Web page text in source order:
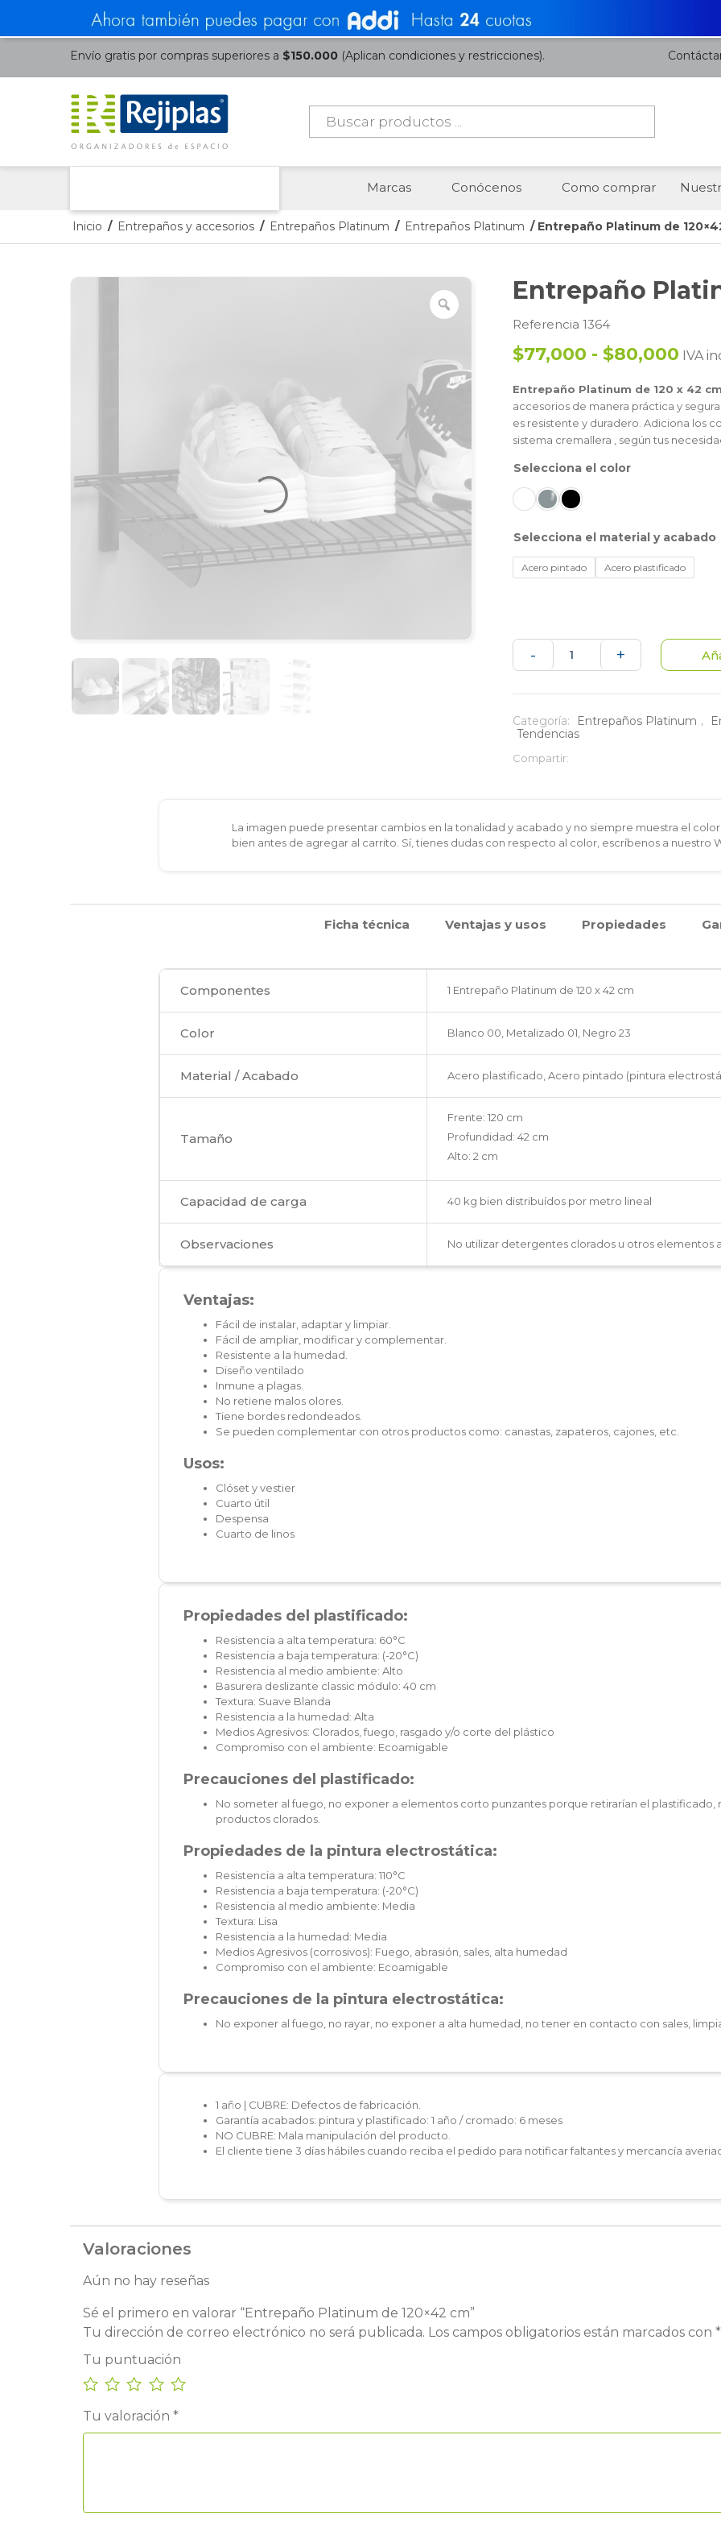
Envío gratis por compras superiores a $150.000 (Aplican condiciones y restricciones).
Búsqueda
productos
Marcas Conócenos Como comprar
Inicio / Entrepaños y accesorios / Entrepaños Platinum / Entrepaños Platinum / Entrepaño Platinum de
Entrepaño
Referencia 1364
$77,000 - $80,000 IVA
Entrepaño Platinum de 120 x 42 cm
accesorios de manera práctica y
es resistente y duradero. Adiciona los
sistema cremallera , según tus
color
material y acabado
Acero pintado Acero plastificado
-
Entrepaño
de
+
Categoría: Entrepaños Platinum ,
Tendencias
Compartir:
La imagen puede presentar cambios en la tonalidad y acabado y no siempre muestra el
bien antes de agregar al carrito. Sí, tienes dudas con respecto al color, escríbenos a nuestro
Ficha técnica Ventajas y usos Propiedades
Componentes 1 Entrepaño Platinum de 120 x 42 cm
Color Blanco 00, Metalizado 01, Negro 23
Material / Acabado Acero plastificado, Acero pintado (pintura
Tamaño
Frente: 120 cm
Profundidad: 42 cm
Alto: 2 cm
Capacidad de carga 40 kg bien distribuídos por metro lineal
Observaciones No utilizar detergentes clorados u otros elementos
Ventajas:
Fácil de instalar, adaptar y limpiar.
Fácil de ampliar, modificar y complementar.
Resistente a la humedad.
Diseño ventilado
Inmune a plagas.
No retiene malos olores.
Tiene bordes redondeados.
Se pueden complementar con otros productos como: canastas, zapateros, cajones, etc.
Usos:
Clóset y vestier
Cuarto útil
Despensa
Cuarto de linos
Propiedades del plastificado:
Resistencia a alta temperatura: 60°C
Resistencia a baja temperatura: (-20°C)
Resistencia al medio ambiente: Alto
Basurera deslizante classic módulo: 40 cm
Textura: Suave Blanda
Resistencia a la humedad: Alta
Medios Agresivos: Clorados, fuego, rasgado y/o corte del plástico
Compromiso con el ambiente: Ecoamigable
Precauciones del plastificado:
No someter al fuego, no exponer a elementos corto punzantes porque retirarían el plastificado,
productos clorados.
Propiedades de la pintura electrostática:
Resistencia a alta temperatura: 110°C
Resistencia a baja temperatura: (-20°C)
Resistencia al medio ambiente: Media
Textura: Lisa
Resistencia a la humedad: Media
Medios Agresivos (corrosivos): Fuego, abrasión, sales, alta humedad
Compromiso con el ambiente: Ecoamigable
Precauciones de la pintura electrostática:
No exponer al fuego, no rayar, no exponer a alta humedad, no tener en contacto con sales,
1 año | CUBRE: Defectos de fabricación.
Garantía acabados: pintura y plastificado: 1 año / cromado: 6 meses
NO CUBRE: Mala manipulación del producto.
El cliente tiene 3 días hábiles cuando reciba el pedido para notificar faltantes y mercancía
Valoraciones
Aún no hay reseñas
Sé el primero en valorar “Entrepaño Platinum de 120×42 cm”
Tu dirección de correo electrónico no será publicada. Los campos obligatorios están marcados con *
Tu puntuación
Tu valoración *